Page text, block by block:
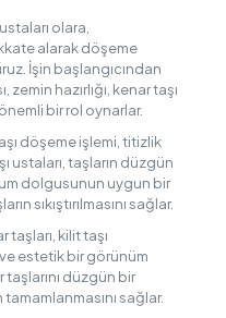
olara,
alarak döşeme
İşin başlangıcından
hazırlığı, kenar taşı
bir rol oynarlar.
döşeme işlemi, titizlik
ustaları, taşların düzgün
dolgusunun uygun bir
sıkıştırılmasını sağlar.
taşları, kilit taşı
ve estetik bir görünüm
taşlarını düzgün bir
sağlar.